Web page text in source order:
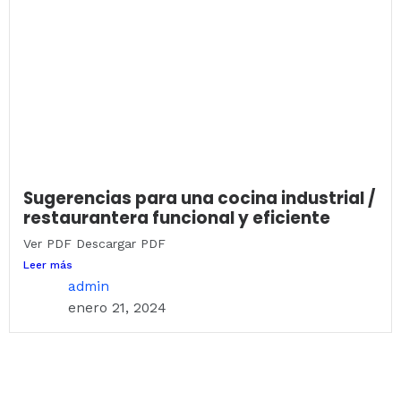
Sugerencias para una cocina industrial /
restaurantera funcional y eficiente
Ver PDF Descargar PDF
Leer más
admin
enero 21, 2024